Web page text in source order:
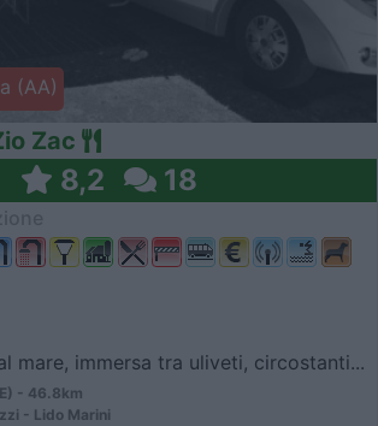
(AA)
Zac
8,2 18
mare, immersa tra uliveti, circostanti...
- 46.8km
- Lido Marini